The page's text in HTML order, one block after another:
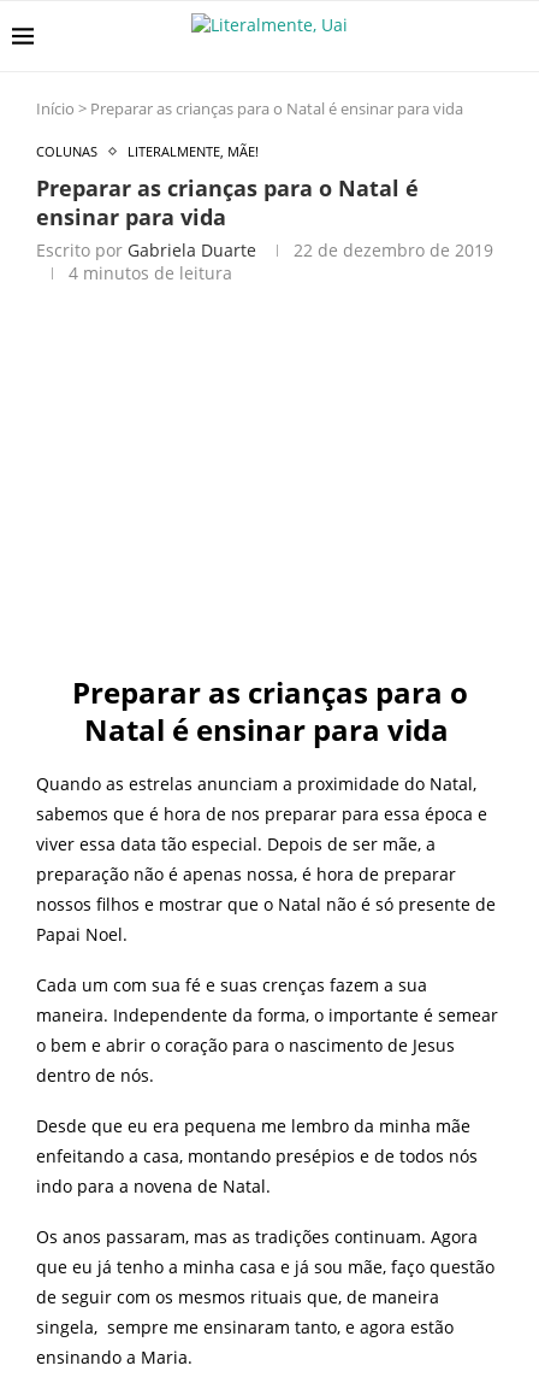
Início > Preparar as crianças para o Natal é ensinar para vida
COLUNAS LITERALMENTE, MÃE!
Preparar as crianças para o Natal é
ensinar para vida
Escrito por Gabriela Duarte
22 de dezembro de 2019
4 minutos de leitura
Preparar as crianças para o
Natal é ensinar para vida
Quando as estrelas anunciam a proximidade do Natal,
sabemos que é hora de nos preparar para essa época e
viver essa data tão especial. Depois de ser mãe, a
preparação não é apenas nossa, é hora de preparar
nossos filhos e mostrar que o Natal não é só presente de
Papai Noel.
Cada um com sua fé e suas crenças fazem a sua
maneira. Independente da forma, o importante é semear
o bem e abrir o coração para o nascimento de Jesus
dentro de nós.
Desde que eu era pequena me lembro da minha mãe
enfeitando a casa, montando presépios e de todos nós
indo para a novena de Natal.
Os anos passaram, mas as tradições continuam. Agora
que eu já tenho a minha casa e já sou mãe, faço questão
de seguir com os mesmos rituais que, de maneira
singela, sempre me ensinaram tanto, e agora estão
ensinando a Maria.